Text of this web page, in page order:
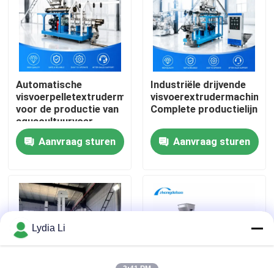
Over ons
Fabrieksreis
Kwaliteitscontrole
Contacteer ons
Vraag een offerte aan
De Machine van de korrelmolen
Automatische
visvoerpelletextrudermachine
voor de productie van
aquacultuurvoer
Aanvraag sturen
Industriële drijvende
visvoerextrudermachine
Complete productielijn
Aanvraag sturen
Lydia Li